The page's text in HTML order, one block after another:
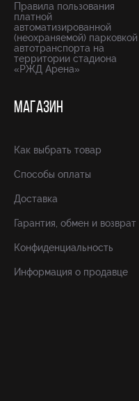
Правила пользования
платной
автоматизированной
(неохраняемой) парковкой
автотранспорта на
территории стадиона
«РЖД Арена»
МАГАЗИН
Как выбрать товар
Способы оплаты
Доставка
Гарантия, обмен и возврат
Конфиденциальность
Информация о продавце